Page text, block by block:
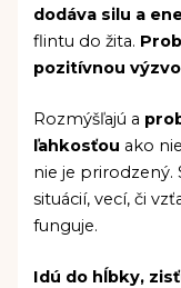
dodáva silu a
flintu do žita.
pozitívnou
Rozmýšľajú a
ľahkosťou ako
nie je prirodzený.
situácií, vecí, či
funguje.
Idú do hĺbky,